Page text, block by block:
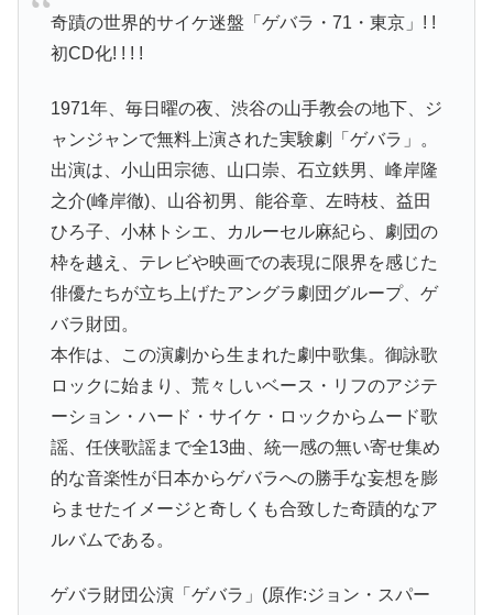
奇蹟の世界的サイケ迷盤「ゲバラ・71・東京」! !
初CD化! ! ! !
1971年、毎日曜の夜、渋谷の山手教会の地下、ジ
ャンジャンで無料上演された実験劇「ゲバラ」。
出演は、小山田宗徳、山口崇、石立鉄男、峰岸隆
之介(峰岸徹)、山谷初男、能谷章、左時枝、益田
ひろ子、小林トシエ、カルーセル麻紀ら、劇団の
枠を越え、テレビや映画での表現に限界を感じた
俳優たちが立ち上げたアングラ劇団グループ、ゲ
バラ財団。
本作は、この演劇から生まれた劇中歌集。御詠歌
ロックに始まり、荒々しいベース・リフのアジテ
ーション・ハード・サイケ・ロックからムード歌
謡、任侠歌謡まで全13曲、統一感の無い寄せ集め
的な音楽性が日本からゲバラへの勝手な妄想を膨
らませたイメージと奇しくも合致した奇蹟的なア
ルバムである。
ゲバラ財団公演「ゲバラ」(原作:ジョン・スパー